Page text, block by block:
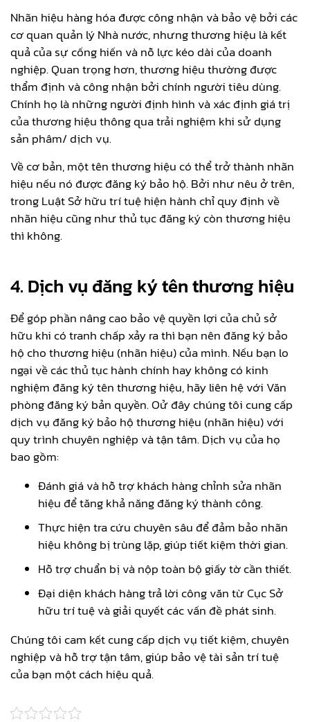
Nhãn hiệu hàng hóa được công nhận và bảo vệ bởi các
cơ quan quản lý Nhà nước, nhưng thương hiệu là kết
quả của sự cống hiến và nỗ lực kéo dài của doanh
nghiệp. Quan trọng hơn, thương hiệu thường được
thẩm định và công nhận bởi chính người tiêu dùng.
Chính họ là những người định hình và xác định giá trị
của thương hiệu thông qua trải nghiệm khi sử dụng
sản phâm/ dịch vụ.
Về cơ bản, một tên thương hiệu có thể trở thành nhãn
hiệu nếu nó được đăng ký bảo hộ. Bởi như nêu ở trên,
trong Luật Sở hữu trí tuệ hiện hành chỉ quy định về
nhãn hiệu cũng như thủ tục đăng ký còn thương hiệu
thì không.
4. Dịch vụ đăng ký tên thương hiệu
Để góp phần nâng cao bảo vệ quyền lợi của chủ sở
hữu khi có tranh chấp xảy ra thì bạn nên đăng ký bảo
hộ cho thương hiệu (nhãn hiệu) của mình. Nếu bạn lo
ngại về các thủ tục hành chính hay không có kinh
nghiệm đăng ký tên thương hiệu, hãy liên hệ với Văn
phòng đăng ký bản quyền. Oử đây chúng tôi cung cấp
dịch vụ đăng ký bảo hộ thương hiệu (nhãn hiệu) với
quy trình chuyên nghiệp và tận tâm. Dịch vụ của họ
bao gồm:
Đánh giá và hỗ trợ khách hàng chỉnh sửa nhãn
hiệu để tăng khả năng đăng ký thành công.
Thực hiện tra cứu chuyên sâu để đảm bảo nhãn
hiệu không bị trùng lặp, giúp tiết kiệm thời gian.
Hỗ trợ chuẩn bị và nộp toàn bộ giấy tờ cần thiết.
Đại diện khách hàng trả lời công văn từ Cục Sở
hữu trí tuệ và giải quyết các vấn đề phát sinh.
Chúng tôi cam kết cung cấp dịch vụ tiết kiệm, chuyên
nghiệp và hỗ trợ tận tâm, giúp bảo vệ tài sản trí tuệ
của bạn một cách hiệu quả.